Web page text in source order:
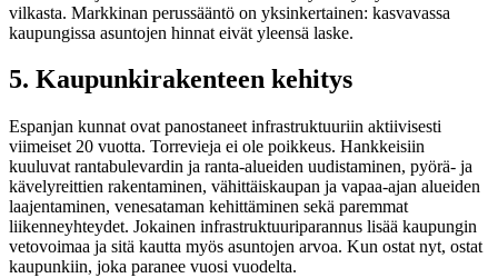
vilkasta. Markkinan perussääntö on yksinkertainen: kasvavassa
kaupungissa asuntojen hinnat eivät yleensä laske.
5. Kaupunkirakenteen kehitys
Espanjan kunnat ovat panostaneet infrastruktuuriin aktiivisesti
viimeiset 20 vuotta. Torrevieja ei ole poikkeus. Hankkeisiin
kuuluvat rantabulevardin ja ranta-alueiden uudistaminen, pyörä- ja
kävelyreittien rakentaminen, vähittäiskaupan ja vapaa-ajan alueiden
laajentaminen, venesataman kehittäminen sekä paremmat
liikenneyhteydet. Jokainen infrastruktuuriparannus lisää kaupungin
vetovoimaa ja sitä kautta myös asuntojen arvoa. Kun ostat nyt, ostat
kaupunkiin, joka paranee vuosi vuodelta.